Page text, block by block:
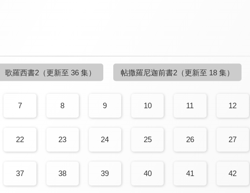
更新至第 12 集
歌羅西書2 （更新至 36 集） 帖撒羅尼迦前書2 （更新至 18 集）
7 8 9 10 11 12
22 23 24 25 26 27
37 38 39 40 41 42